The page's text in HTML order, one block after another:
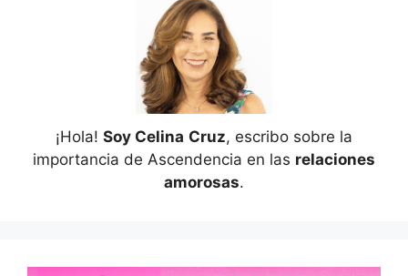
¡Hola! Soy Celina Cruz, escribo sobre la
importancia de Ascendencia en las relaciones
amorosas.